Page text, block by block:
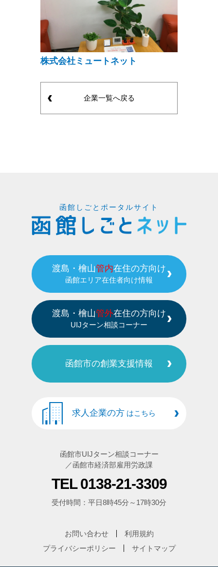
株式会社ミュートネット
企業一覧へ戻る
函館しごとポータルサイト
渡島・檜山管内在住の方向け
函館エリア在住者向け情報
渡島・檜山管外在住の方向け
UIJターン相談コーナー
函館市の創業支援情報
求人企業の方 はこちら
函館市UIJターン相談コーナー
／函館市経済部雇用労政課
TEL 0138-21-3309
受付時間：平日8時45分～17時30分
お問い合わせ
利用規約
プライバシーポリシー
サイトマップ